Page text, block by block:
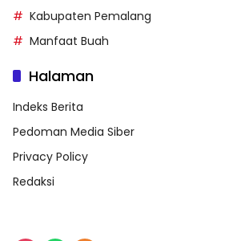
Kabupaten Pemalang
Manfaat Buah
Halaman
Indeks Berita
Pedoman Media Siber
Privacy Policy
Redaksi